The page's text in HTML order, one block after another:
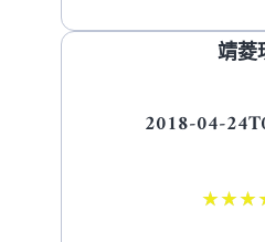
靖菱
2018-04-
★★★